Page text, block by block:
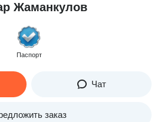
Жаманкулов
Паспорт
Чат
заказ